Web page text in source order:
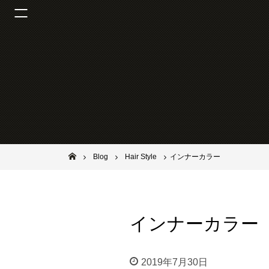
池田市石橋の美容室ならヘアサロンSolana（ソラーナ）
Blog Hair Style インナーカラー
インナーカラー
2019年7月30日